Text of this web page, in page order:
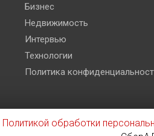
Бизнес
Недвижимость
Интервью
Технологии
Политика
Политикой обработки